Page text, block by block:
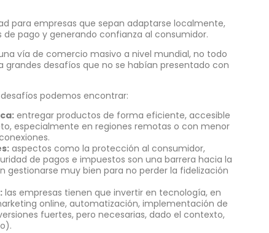
para empresas que sepan adaptarse localmente,
pago y generando confianza al consumidor.
vía de comercio masivo a nivel mundial, no todo
grandes desafíos que no se habían presentado con
podemos encontrar:
entregar productos de forma eficiente, accesible
especialmente en regiones remotas o con menor
aspectos como la protección al consumidor,
de pagos e impuestos son una barrera hacia la
gestionarse muy bien para no perder la fidelización
las empresas tienen que invertir en tecnología, en
online, automatización, implementación de
fuertes, pero necesarias, dado el contexto,